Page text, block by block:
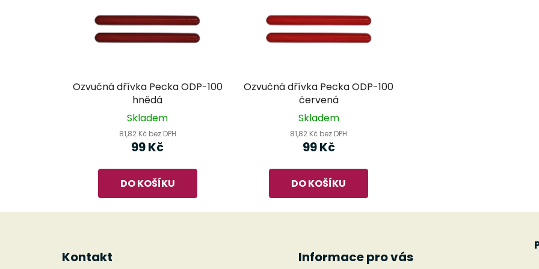
Ozvučná dřívka Pecka ODP-100
hnědá
Skladem
81,82 Kč bez DPH
99 Kč
DO KOŠÍKU
Ozvučná dřívka Pecka ODP-100
červená
Skladem
81,82 Kč bez DPH
99 Kč
DO KOŠÍKU
Kontakt Informace pro vás